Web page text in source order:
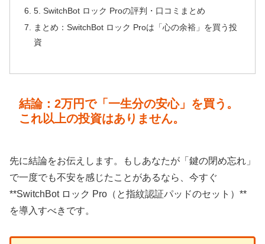
5. SwitchBot ロック Proの評判・口コミまとめ
まとめ：SwitchBot ロック Proは「心の余裕」を買う投
資
結論：2万円で「一生分の安心」を買う。
これ以上の投資はありません。
先に結論をお伝えします。もしあなたが「鍵の閉め忘れ」
で一度でも不安を感じたことがあるなら、今すぐ
**SwitchBot ロック Pro（と指紋認証パッドのセット）**
を導入すべきです。